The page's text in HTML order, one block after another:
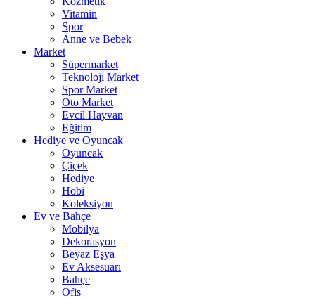
Vitamin
Spor
Anne ve Bebek
Market
Süpermarket
Teknoloji Market
Spor Market
Oto Market
Evcil Hayvan
Eğitim
Hediye ve Oyuncak
Oyuncak
Çiçek
Hediye
Hobi
Koleksiyon
Ev ve Bahçe
Mobilya
Dekorasyon
Beyaz Eşya
Ev Aksesuarı
Bahçe
Ofis